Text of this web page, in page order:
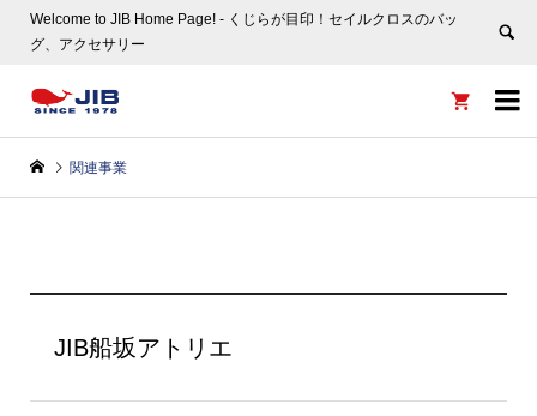
Welcome to JIB Home Page! ‐ くじらが目印！セイルクロスのバッ
グ、アクセサリー


関連事業
JIB船坂アトリエ